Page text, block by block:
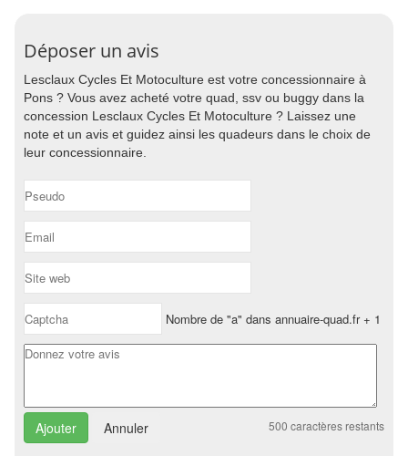
Déposer un avis
Lesclaux Cycles Et Motoculture est votre concessionnaire à
Pons ? Vous avez acheté votre quad, ssv ou buggy dans la
concession Lesclaux Cycles Et Motoculture ? Laissez une
note et un avis et guidez ainsi les quadeurs dans le choix de
leur concessionnaire.
Nombre de "a" dans annuaire-quad.fr + 1
Annuler 500 caractères restants